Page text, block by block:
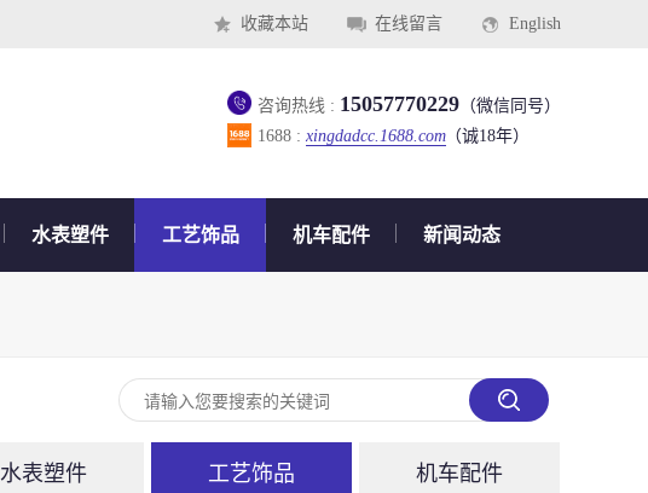
收藏本站 在线留言 English
咨询热线 : 15057770229 （微信同号）
1688 : xingdadcc.1688.com（诚18年）
水表塑件 工艺饰品 机车配件 新闻动态
水表塑件 工艺饰品 机车配件